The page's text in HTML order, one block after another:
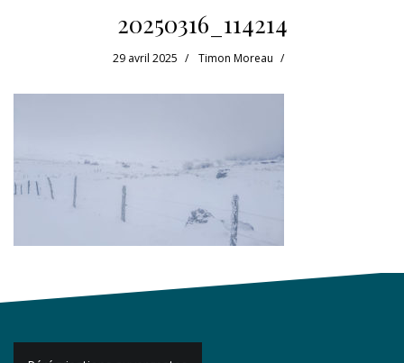
20250316_114214
29 avril 2025 Timon Moreau